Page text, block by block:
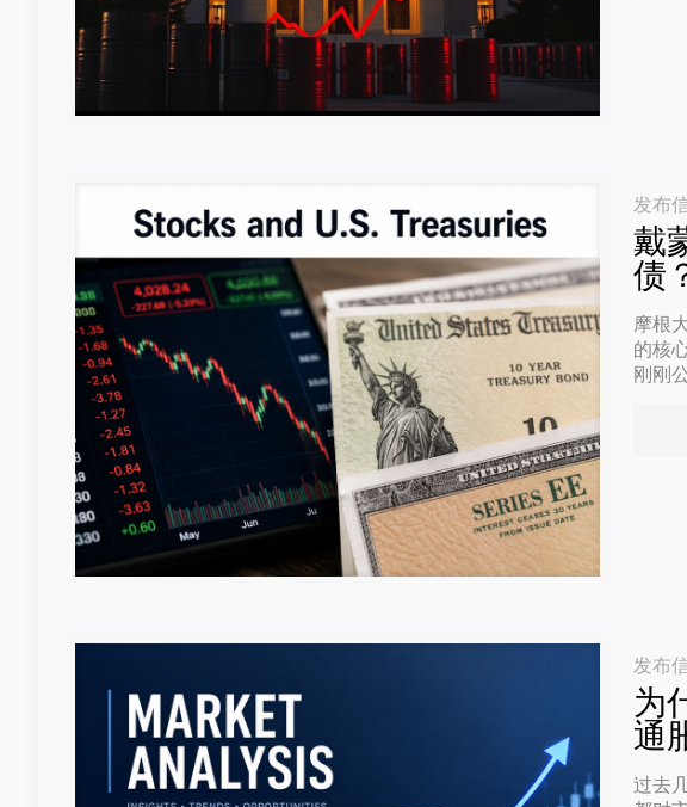
发布
戴
债
摩根
的核
刚刚
发布
为
通
过去